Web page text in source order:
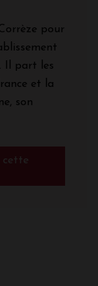
pour
Il part les
et la
son
cette